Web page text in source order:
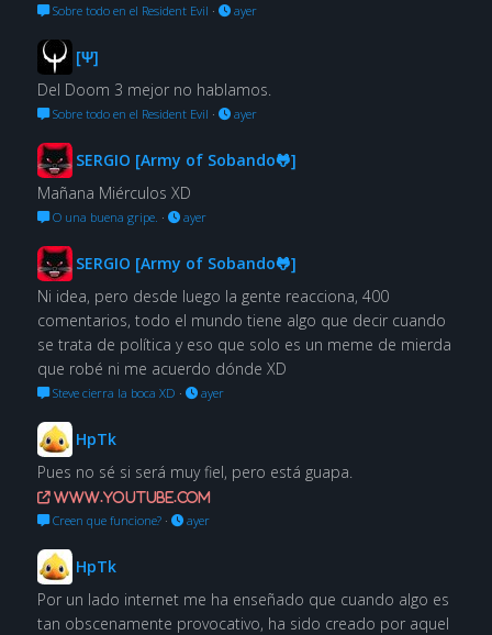
Sobre todo en el Resident Evil · ayer
[Ψ]
Del Doom 3 mejor no hablamos.
Sobre todo en el Resident Evil · ayer
SERGIO [Army of Sobando🐸]
Mañana Miérculos XD
O una buena gripe. · ayer
SERGIO [Army of Sobando🐸]
Ni idea, pero desde luego la gente reacciona, 400
comentarios, todo el mundo tiene algo que decir cuando
se trata de política y eso que solo es un meme de mierda
que robé ni me acuerdo dónde XD
Steve cierra la boca XD · ayer
HpTk
Pues no sé si será muy fiel, pero está guapa.
www.youtube.com
Creen que funcione?· ayer
HpTk
Por un lado internet me ha enseñado que cuando algo es
tan obscenamente provocativo, ha sido creado por aquel